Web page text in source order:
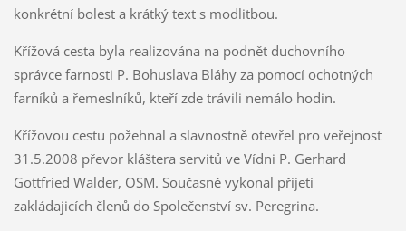
konkrétní bolest a krátký text s modlitbou.
Křížová cesta byla realizována na podnět duchovního
správce farnosti P. Bohuslava Bláhy za pomocí ochotných
farníků a řemeslníků, kteří zde trávili nemálo hodin.
Křížovou cestu požehnal a slavnostně otevřel pro veřejnost
31.5.2008 převor kláštera servitů ve Vídni P. Gerhard
Gottfried Walder, OSM. Současně vykonal přijetí
zakládajicích členů do Společenství sv. Peregrina.